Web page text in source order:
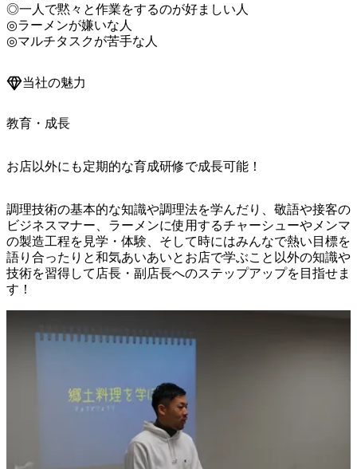
◎一人で黙々と作業をするのが好ましい人
◎ラーメンが嫌いな人
◎マルチタスクが苦手な人
当社の魅力
教育・成長
お店以外にも定期的な育成研修で成長可能！
調理技術の基本的な知識や調理法を学んだり、敬語や接客の
ビジネスマナー、ラーメンに使用するチャーシューやメンマ
の製造工程を見学・体験、そして時にはみんなで熱い目標を
語り合ったりと和気あいあいとお店で学ぶこと以外の知識や
技術を習得して店長・副店長へのステップアップを目指せま
す！